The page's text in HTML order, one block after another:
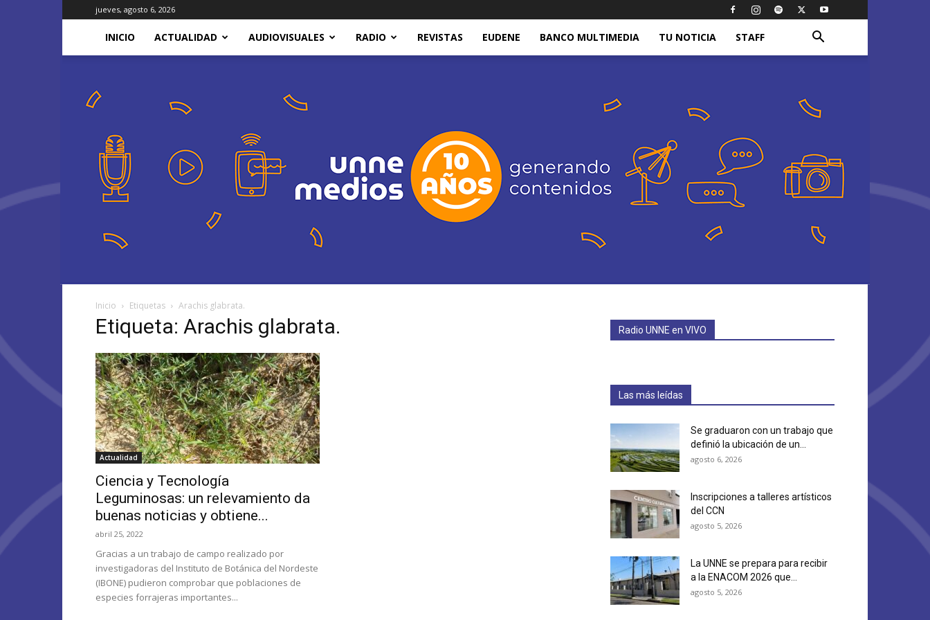
jueves, agosto 6, 2026
INICIO ACTUALIDAD AUDIOVISUALES RADIO REVISTAS EUDENE BANCO MULTIMEDIA TU NOTICIA STAFF
Inicio Etiquetas Arachis glabrata.
Etiqueta: Arachis glabrata.
Actualidad
Ciencia y Tecnología
Leguminosas: un relevamiento da
buenas noticias y obtiene...
abril 25, 2022
Gracias a un trabajo de campo realizado por
investigadoras del Instituto de Botánica del Nordeste
(IBONE) pudieron comprobar que poblaciones de
especies forrajeras importantes...
Radio UNNE en VIVO
Las más leídas
Se graduaron con un trabajo que
definió la ubicación de un...
agosto 6, 2026
Inscripciones a talleres artísticos
del CCN
agosto 5, 2026
La UNNE se prepara para recibir
a la ENACOM 2026 que...
agosto 5, 2026